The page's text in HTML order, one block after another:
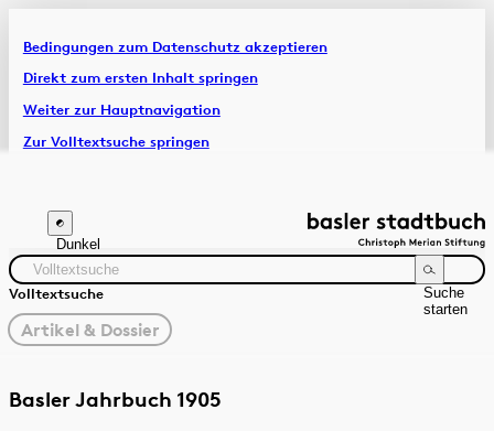
Bedingungen zum Datenschutz akzeptieren
Direkt zum ersten Inhalt springen
Weiter zur Hauptnavigation
Zur Volltextsuche springen
Artikel & Dossiers
Chronik
Dunkel
Volltextsuche
Suche
starten
gewählter
Filter
Artikel & Dossier
Zeitraum Autor:in
Basler Jahrbuch 1905